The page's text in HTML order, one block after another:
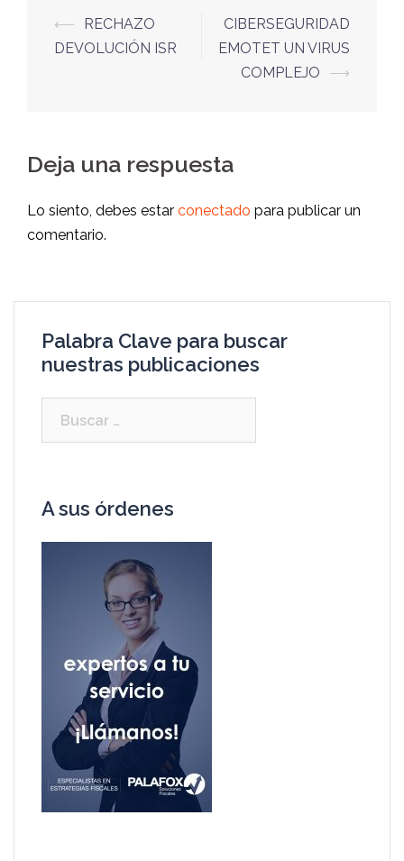
⟵
RECHAZO
DEVOLUCIÓN ISR
CIBERSEGURIDAD
EMOTET UN VIRUS
COMPLEJO
⟶
Deja una respuesta
Lo siento, debes estar conectado para publicar un
comentario.
Palabra Clave para buscar
nuestras publicaciones
A sus órdenes